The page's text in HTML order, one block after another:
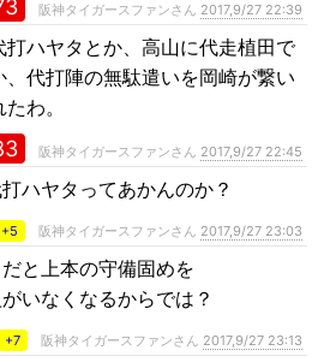
阪神タイガースファンさん 2017,9/27 22:39
打ハヤタとか、高山に代走植田で
、代打陣の無駄遣いを岡崎が繋い
わ。
阪神タイガースファンさん 2017,9/27 22:45
ハヤタってあかんのか？
+5 阪神タイガースファンさん 2017,9/27 23:03
と上本の守備固めを
いなくなるからでは？
+7 阪神タイガースファンさん 2017,9/27 23:13